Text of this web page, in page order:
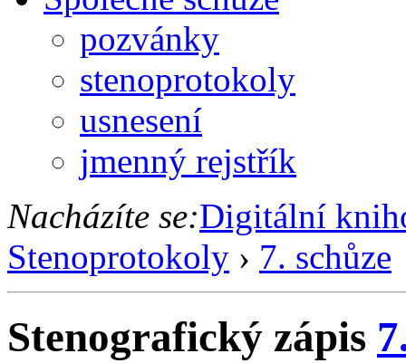
pozvánky
stenoprotokoly
usnesení
jmenný rejstřík
Nacházíte se:Digitální
Stenoprotokoly › 7. schůze
Stenografický zápis